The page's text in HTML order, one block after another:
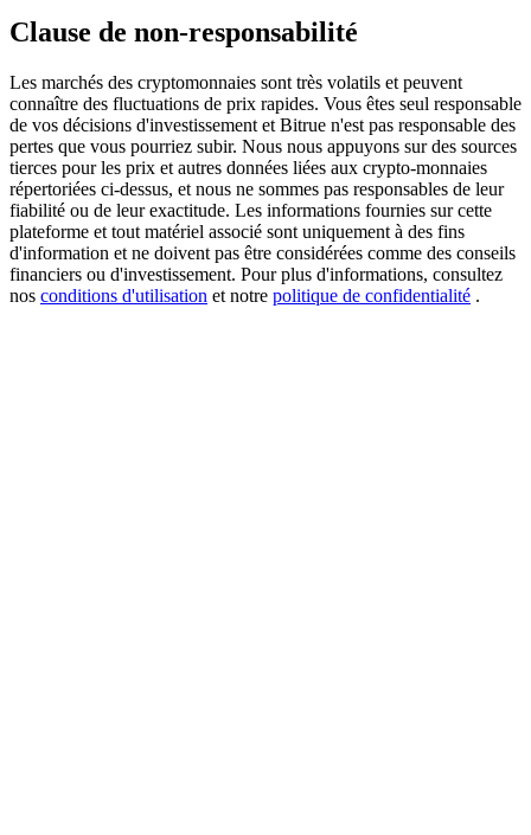
Precious Metals Trading Carnival
Trade Gold & Silver · 33,333 USDT Bonus
USDT New User Exclusive 10% APR
USDT Flexible Staking | Daily Rewards
Clause de non-responsabilité
Les marchés des cryptomonnaies sont très volatils et peuvent
connaître des fluctuations de prix rapides. Vous êtes seul responsable
de vos décisions d'investissement et Bitrue n'est pas responsable des
pertes que vous pourriez subir. Nous nous appuyons sur des sources
tierces pour les prix et autres données liées aux crypto-monnaies
répertoriées ci-dessus, et nous ne sommes pas responsables de leur
fiabilité ou de leur exactitude. Les informations fournies sur cette
plateforme et tout matériel associé sont uniquement à des fins
d'information et ne doivent pas être considérées comme des conseils
financiers ou d'investissement. Pour plus d'informations, consultez
nos conditions d'utilisation et notre politique de confidentialité .